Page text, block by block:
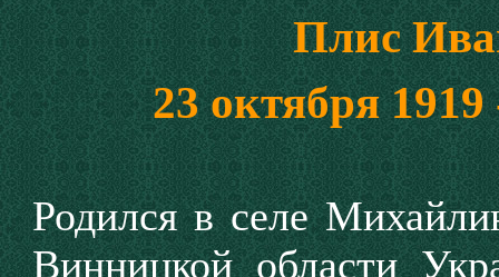
Плис
23 октября 1919
Родился в селе
Винницкой области